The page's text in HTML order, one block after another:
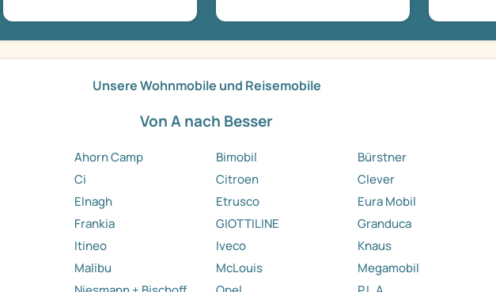
Unsere Wohnmobile und Reisemobile
Von A nach Besser
Ahorn Camp Bimobil Bürstner
Ci Citroen Clever
Elnagh Etrusco Eura Mobil
Frankia GIOTTILINE Granduca
Itineo Iveco Knaus
Malibu McLouis Megamobil